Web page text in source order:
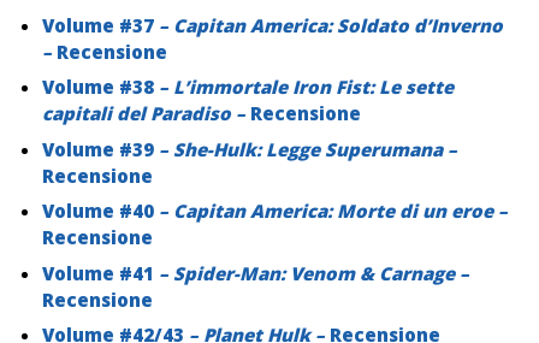
Volume #37 – Capitan America: Soldato d’Inverno
– Recensione
Volume #38 – L’immortale Iron Fist: Le sette
capitali del Paradiso – Recensione
Volume #39 – She-Hulk: Legge Superumana –
Recensione
Volume #40 – Capitan America: Morte di un eroe –
Recensione
Volume #41 – Spider-Man: Venom & Carnage –
Recensione
Volume #42/43 – Planet Hulk – Recensione